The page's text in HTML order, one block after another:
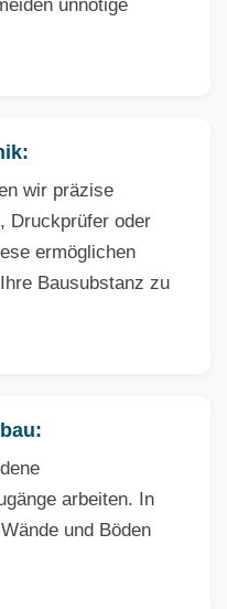
unnötige
wir präzise
Druckprüfer oder
ermöglichen
Bausubstanz zu
arbeiten. In
und Böden